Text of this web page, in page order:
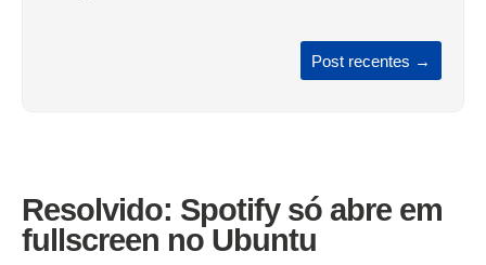
Post recentes →
Resolvido: Spotify só abre em
fullscreen no Ubuntu